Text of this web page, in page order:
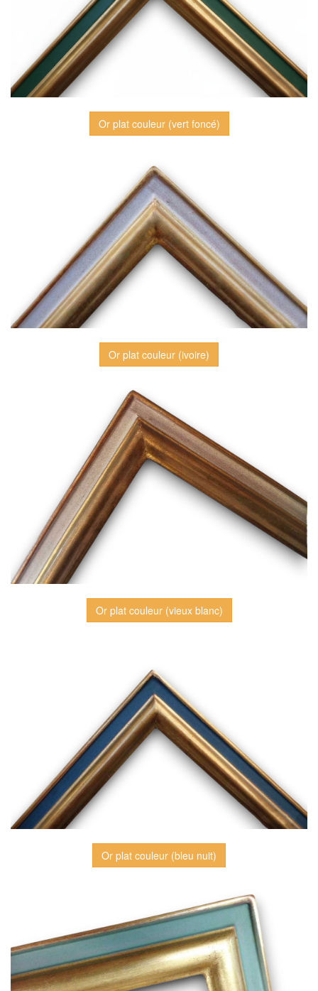
Or plat couleur (vert foncé)
Or plat couleur (ivoire)
Or plat couleur (vieux blanc)
Or plat couleur (bleu nuit)